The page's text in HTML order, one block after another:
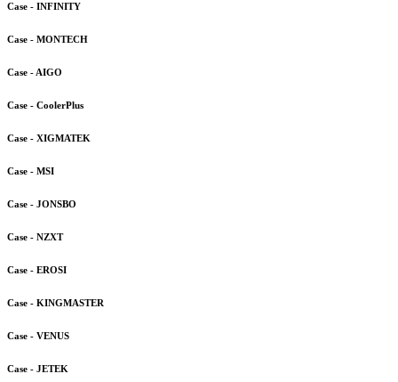
Case - INFINITY
Case - MONTECH
Case - AIGO
Case - CoolerPlus
Case - XIGMATEK
Case - MSI
Case - JONSBO
Case - NZXT
Case - EROSI
Case - KINGMASTER
Case - VENUS
Case - JETEK